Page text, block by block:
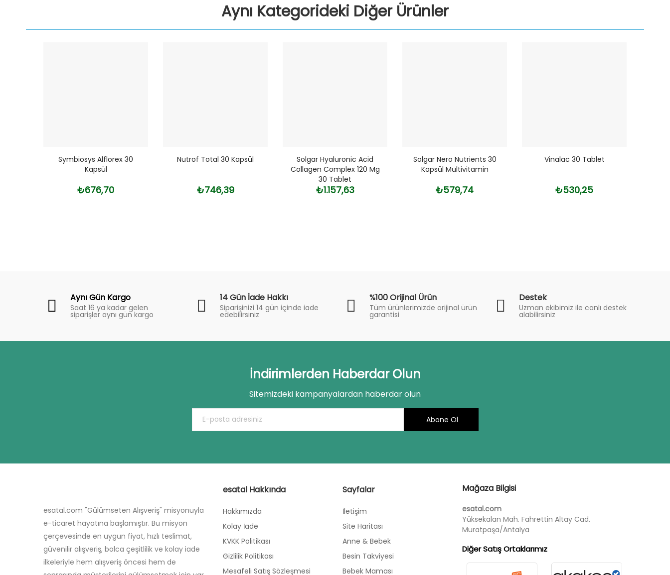
Aynı Kategorideki Diğer Ürünler
Symbiosys Alflorex 30
Kapsül
₺676,70
Nutrof Total 30 Kapsül
₺746,39
Solgar Hyaluronic Acid
Collagen Complex 120 Mg
30 Tablet
₺1.157,63
Solgar Nero Nutrients 30
Kapsül Multivitamin
₺579,74
Vinalac 30 Tablet
₺530,25
Aynı Gün Kargo
Saat 16 ya kadar gelen
siparişler aynı gün kargo
14 Gün İade Hakkı
Siparişinizi 14 gün içinde iade
edebilirsiniz
%100 Orijinal Ürün
Tüm ürünlerimizde orijinal ürün
garantisi
Destek
Uzman ekibimiz ile canlı destek
alabilirsiniz
İndirimlerden Haberdar Olun
Sitemizdeki kampanyalardan haberdar olun
Abone Ol
esatal.com "Gülümseten Alışveriş" misyonuyla
e-ticaret hayatına başlamıştır. Bu misyon
çerçevesinde en uygun fiyat, hızlı teslimat,
güvenilir alışveriş, bolca çeşitlilik ve kolay iade
ilkeleriyle hem alışveriş öncesi hem de
esatal Hakkında
Hakkımızda
Kolay İade
KVKK Politikası
Gizlilik Politikası
Mesafeli Satış Sözleşmesi
Sayfalar
İletişim
Site Haritası
Anne & Bebek
Besin Takviyesi
Bebek Maması
Mağaza Bilgisi
esatal.com
Yüksekalan Mah. Fahrettin Altay Cad.
Muratpaşa/Antalya
Diğer Satış Ortaklarımız